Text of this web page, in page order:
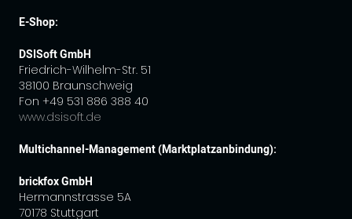
E-Shop:
DSISoft GmbH
Friedrich-Wilhelm-Str. 51
38100 Braunschweig
Fon +49 531 886 388 40
www.dsisoft.de
Multichannel-Management (Marktplatzanbindung):
brickfox GmbH
Hermannstrasse 5A
70178 Stuttgart